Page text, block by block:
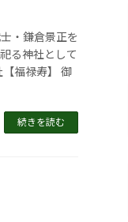
・鎌倉景正を
る神社として
福禄寿】 御
続きを読む